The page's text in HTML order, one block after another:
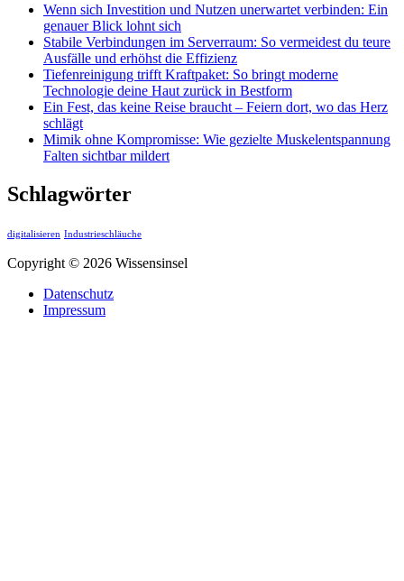
Wenn sich Investition und Nutzen unerwartet verbinden: Ein
genauer Blick lohnt sich
Stabile Verbindungen im Serverraum: So vermeidest du teure
Ausfälle und erhöhst die Effizienz
Tiefenreinigung trifft Kraftpaket: So bringt moderne
Technologie deine Haut zurück in Bestform
Ein Fest, das keine Reise braucht – Feiern dort, wo das Herz
schlägt
Mimik ohne Kompromisse: Wie gezielte Muskelentspannung
Falten sichtbar mildert
Schlagwörter
digitalisieren Industrieschläuche
Copyright © 2026 Wissensinsel
Datenschutz
Impressum